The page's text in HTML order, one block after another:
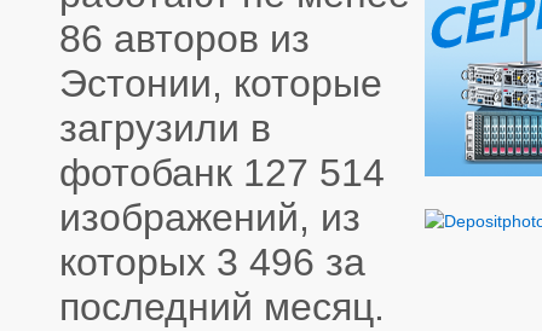
86 авторов из
Эстонии, которые
загрузили в
фотобанк 127 514
изображений, из
которых 3 496 за
последний месяц.